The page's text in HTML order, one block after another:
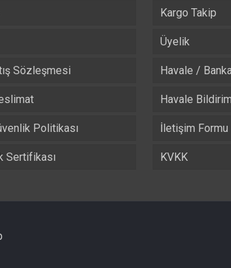
Sözleşmesi
Politikası
Sertifikası
Kargo Takip
Üyelik
Havale /
Havale
İletişim Formu
KVKK